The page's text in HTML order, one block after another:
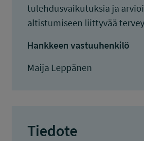
tulehdusvaikutuksia ja
altistumiseen liittyvää
Hankkeen vastuuhenkilö
Maija Leppänen
Tiedote